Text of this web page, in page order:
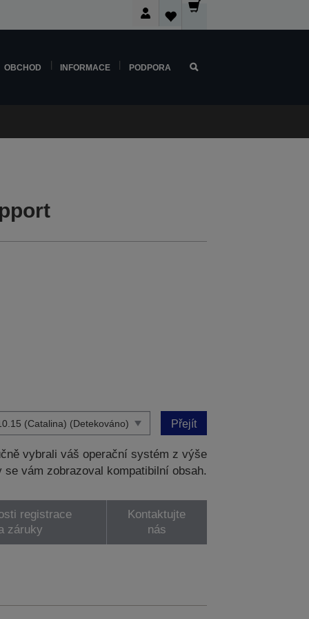
OBCHOD INFORMACE PODPORA
Přejít
vybrali váš operační systém z výše
se vám zobrazoval kompatibilní obsah.
registrace
záruky
Kontaktujte
nás